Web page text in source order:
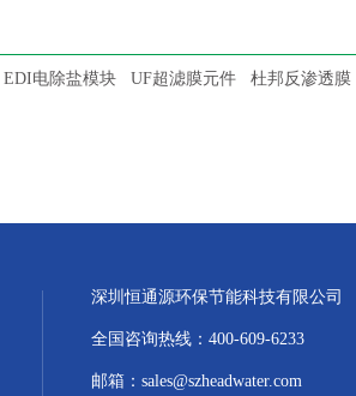
EDI电除盐模块 UF超滤膜元件 杜邦反渗透膜
深圳恒通源环保节能科技有限公司
全国咨询热线：400-609-6233
邮箱：sales@szheadwater.com